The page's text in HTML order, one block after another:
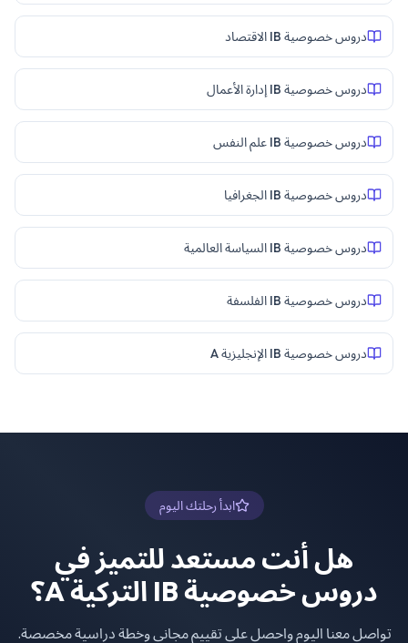
دروس خصوصية IB الاقتصاد
دروس خصوصية IB إدارة الأعمال
دروس خصوصية IB علم النفس
دروس خصوصية IB الجغرافيا
دروس خصوصية IB السياسة العالمية
دروس خصوصية IB الفلسفة
دروس خصوصية IB الإنجليزية A
ابدأ رحلتك اليوم
هل أنت مستعد للتميز في
دروس خصوصية IB التركية A
؟
تواصل معنا اليوم واحصل على تقييم مجاني وخطة دراسية مخصصة.